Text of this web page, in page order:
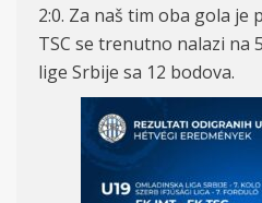
2:0. Za naš tim oba gola je
TSC se trenutno nalazi na
lige Srbije sa 12 bodova.